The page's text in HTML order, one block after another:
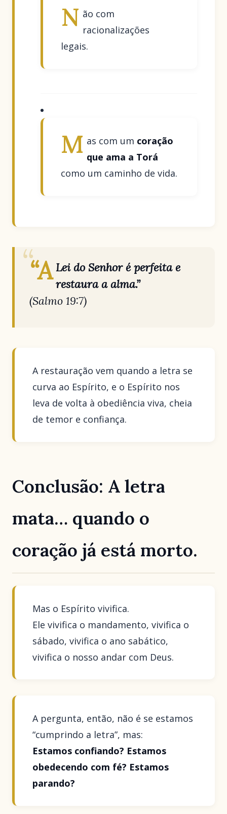
N ão com
racionalizações
legais.
M as com um coração
que ama a Torá
como um caminho de vida.
“A Lei do Senhor é perfeita e
restaura a alma.”
(Salmo 19:7)
A restauração vem quando a letra se
curva ao Espírito, e o Espírito nos
leva de volta à obediência viva, cheia
de temor e confiança.
Conclusão: A letra
mata… quando o
coração já está morto.
Mas o Espírito vivifica.
Ele vivifica o mandamento, vivifica o
sábado, vivifica o ano sabático,
vivifica o nosso andar com Deus.
A pergunta, então, não é se estamos
“cumprindo a letra”, mas:
Estamos confiando? Estamos
obedecendo com fé? Estamos
parando?